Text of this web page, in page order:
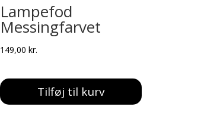
Lampefod
Messingfarvet
149,00 kr.
Tilføj til kurv